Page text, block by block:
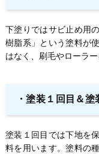
下塗りではサビ止め用
樹脂系」という塗料が
はなく、刷毛やローラー
・塗装１回目＆塗
塗装１回目では下地を
料を用います。塗料の